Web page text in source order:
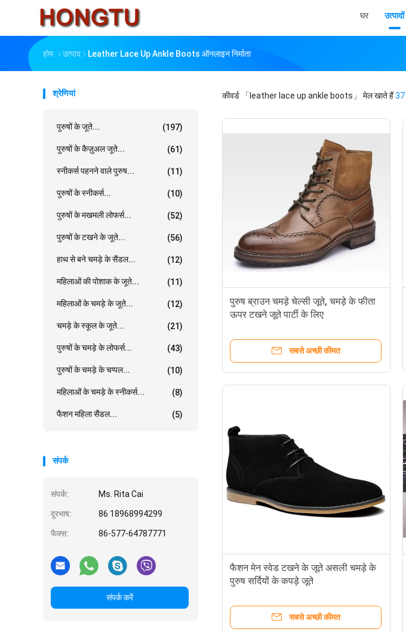
घर उत्पादों
होम उत्पाद Leather Lace Up Ankle Boots ऑनलाइन निर्माता
श्रेणियां
पुरुषों के जूते... (197)
पुरुषों के कैज़ुअल जूते... (61)
स्नीकर्स पहनने वाले पुरुष... (11)
पुरुषों के स्नीकर्स... (10)
पुरुषों के मखमली लोफर्स... (52)
पुरुषों के टखने के जूते... (56)
हाथ से बने चमड़े के सैंडल... (12)
महिलाओं की पोशाक के जूते... (11)
महिलाओं के चमड़े के जूते... (12)
चमड़े के स्कूल के जूते... (21)
पुरुषों के चमड़े के लोफर्स... (43)
पुरुषों के चमड़े के चप्पल... (10)
महिलाओं के चमड़े के स्नीकर्स... (8)
फैशन महिला सैंडल... (5)
संपर्क
संपर्क: Ms. Rita Cai
दूरभाष: 86 18968994299
फैक्स: 86-577-64787771
संपर्क करें
कीवर्ड 「leather lace up ankle boots」 मेल खाते हैं37
पुरुष ब्राउन चमड़े चेल्सी जूते, चमड़े के फीता
ऊपर टखने जूते पार्टी के लिए
सबसे अच्छी कीमत
फैशन मेन स्वेड टखने के जूते असली चमड़े के
पुरुष सर्दियों के कपड़े जूते
सबसे अच्छी कीमत